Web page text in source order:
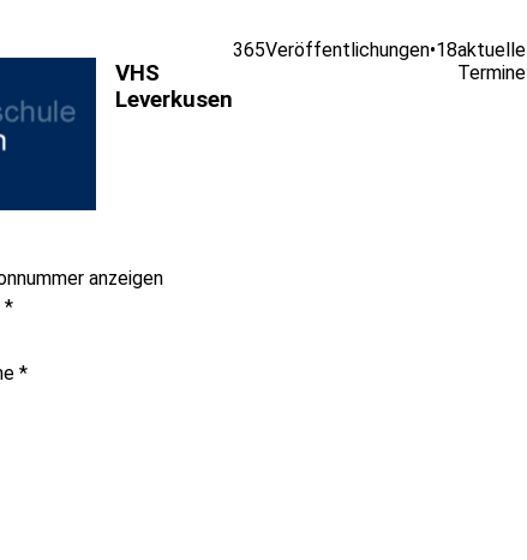
VHS
Leverkusen
365Veröffentlichungen•18aktuelle
Termine
anzeigen
*
*